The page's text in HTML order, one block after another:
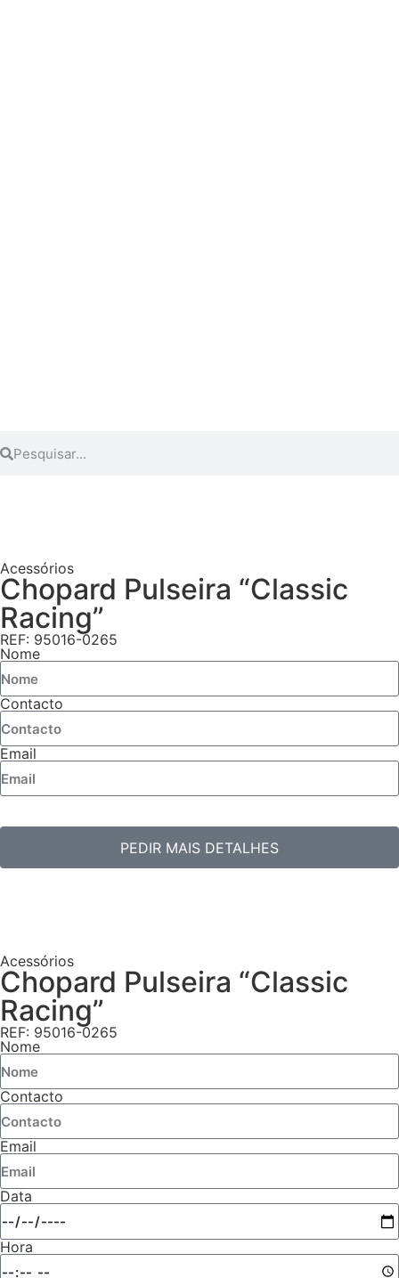
Acessórios
Chopard Pulseira “Classic
Racing”
REF: 95016-0265
Nome
Contacto
Email
PEDIR MAIS DETALHES
Acessórios
Chopard Pulseira “Classic
Racing”
REF: 95016-0265
Nome
Contacto
Email
Data
Hora